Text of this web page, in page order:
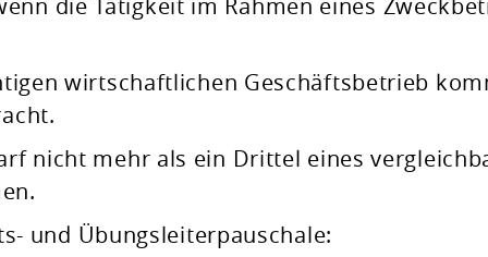
die Tätigkeit im Rahmen eines
wirtschaftlichen Geschäftsbetrieb
nicht mehr als ein Drittel eines
und Übungsleiterpauschale: